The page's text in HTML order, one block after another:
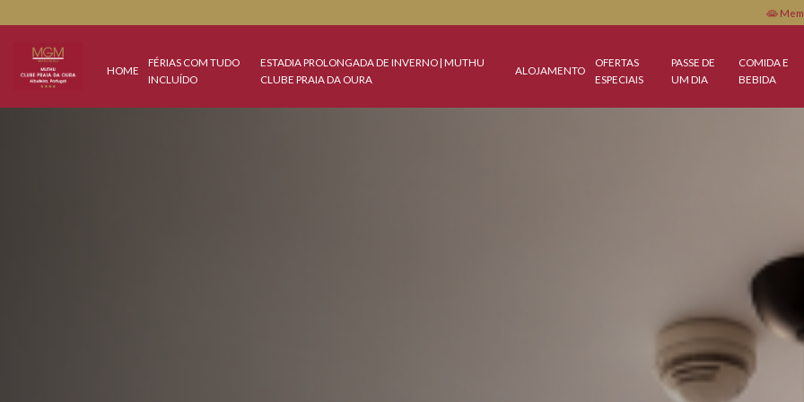
HOME
FÉRIAS COM TUDO
INCLUÍDO
ESTADIA PROLONGADA DE INVERNO | MUTHU
CLUBE PRAIA DA OURA
ALOJAMENTO
OFERTAS
ESPECIAIS
PASSE DE
UM DIA